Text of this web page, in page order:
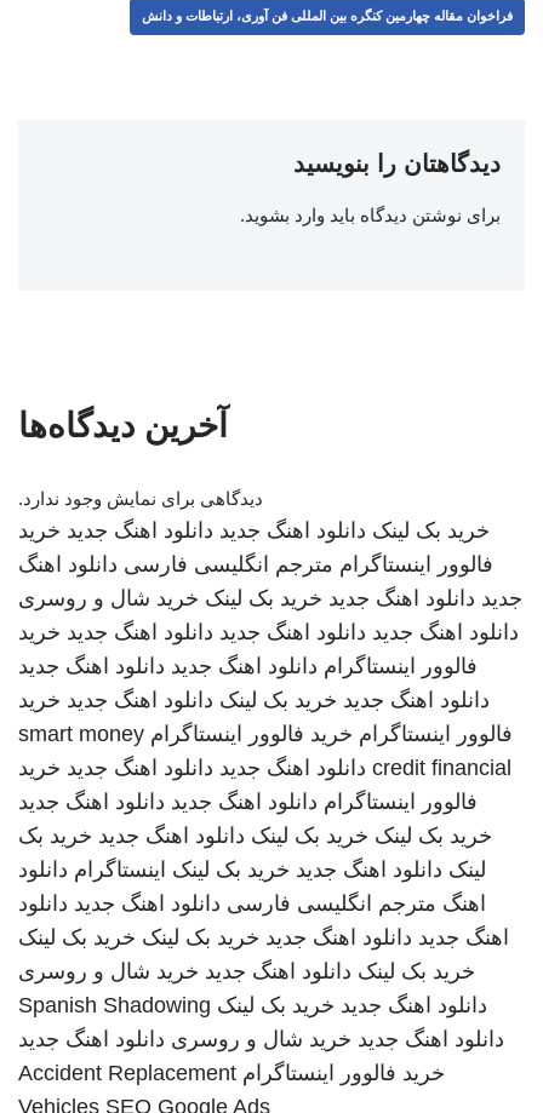
فراخوان مقاله چهارمین کنگره بین المللی فن آوری، ارتباطات و دانش
دیدگاهتان را بنویسید
برای نوشتن دیدگاه باید وارد بشوید.
آخرین دیدگاه‌ها
دیدگاهی برای نمایش وجود ندارد.
خرید بک لینک دانلود اهنگ جدید دانلود اهنگ جدید خرید
فالوور اینستاگرام مترجم انگلیسی فارسی دانلود اهنگ
جدید دانلود اهنگ جدید خرید بک لینک خرید شال و روسری
دانلود اهنگ جدید دانلود اهنگ جدید دانلود اهنگ جدید خرید
فالوور اینستاگرام دانلود اهنگ جدید دانلود اهنگ جدید
دانلود اهنگ جدید خرید بک لینک دانلود اهنگ جدید خرید
فالوور اینستاگرام خرید فالوور اینستاگرام smart money
credit financial دانلود اهنگ جدید دانلود اهنگ جدید خرید
فالوور اینستاگرام دانلود اهنگ جدید دانلود اهنگ جدید
خرید بک لینک خرید بک لینک دانلود اهنگ جدید خرید بک
لینک دانلود اهنگ جدید خرید بک لینک اینستاگرام دانلود
اهنگ مترجم انگلیسی فارسی دانلود اهنگ جدید دانلود
اهنگ جدید دانلود اهنگ جدید خرید بک لینک خرید بک لینک
خرید بک لینک دانلود اهنگ جدید خرید شال و روسری
دانلود اهنگ جدید خرید بک لینک Spanish Shadowing
دانلود اهنگ جدید خرید شال و روسری دانلود اهنگ جدید
خرید فالوور اینستاگرام Accident Replacement
Vehicles SEO Google Ads